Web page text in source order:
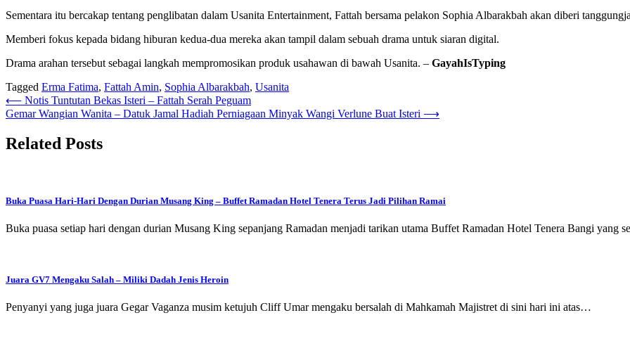
Sementara itu bercakap tentang penglibatan dalam Usanita Entertainment, Fattah bersama pelakon Sophia Albarakbah akan diberi
Memberi fokus kepada bidang hiburan kedua-dua mereka akan tampil dalam sebuah drama untuk siaran digital.
Drama arahan tersebut sebagai langkah mempromosikan produk usahawan di bawah Usanita. – GayahIsTyping
Tagged Erma Fatima, Fattah Amin, Sophia Albarakbah, Usanita
Post
navigation
⟵ Notis Tuntutan Bekas Isteri – Fattah Serah Peguam
Gemar Wangian Wanita – Datuk Jamal Hadiah Perniagaan Minyak Wangi Verlune Buat Isteri ⟶
Related Posts
Buka Puasa Hari-Hari Dengan Durian Musang King – Buffet Ramadan Hotel Tenera Terus Jadi Pilihan Ramai
Buka puasa setiap hari dengan durian Musang King sepanjang Ramadan menjadi tarikan utama Buffet Ramadan Hotel Tenera Bangi yang
Juara GV7 Mengaku Salah – Miliki Dadah Jenis Heroin
Penyanyi yang juga juara Gegar Vaganza musim ketujuh Cliff Umar mengaku bersalah di Mahkamah Majistret di sini hari ini atas…